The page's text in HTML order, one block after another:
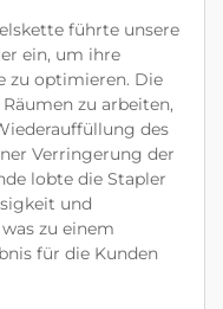
führte unsere
ein, um ihre
zu optimieren. Die
zu arbeiten,
des
Verringerung der
lobte die Stapler
und
zu einem
für die Kunden